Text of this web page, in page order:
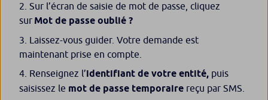
Sur l’écran de saisie de mot de passe, cliquez
sur Mot de passe oublié ?
Laissez-vous guider. Votre demande est
maintenant prise en compte.
Renseignez l’identifiant de votre entité, puis
saisissez le mot de passe temporaire reçu par SMS.